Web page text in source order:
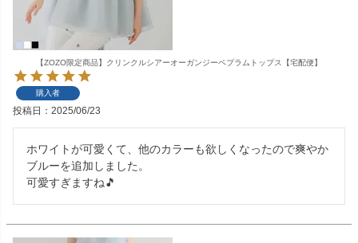
【ZOZO限定商品】クリンクルシアーオーガンジーペプラムトップス【宅配便】
購入者
投稿日 2025/06/23
ホワイトが可愛くて、他のカラーも欲しくなったので爽やか
ブルーを追加しました。